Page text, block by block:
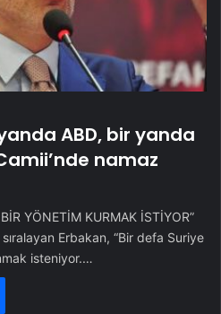
ABD, bir yanda
namaz
YÖNETİM KURMAK İSTİYOR”
Erbakan, “Bir defa Suriye
isteniyor.…